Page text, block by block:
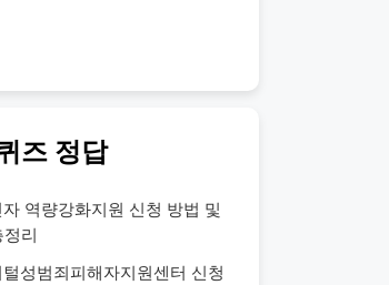
즈 정답
역량강화지원 신청 방법 및
리
성범죄피해자지원센터 신청